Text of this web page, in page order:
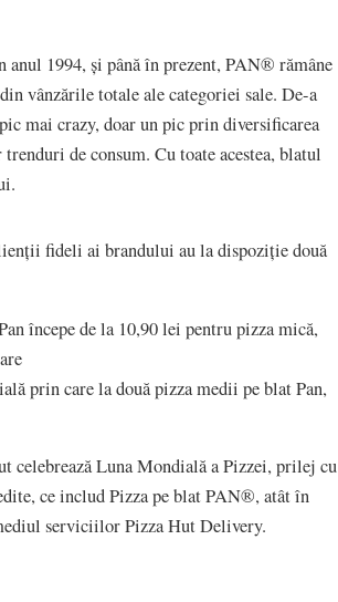
1994, și până în prezent, PAN® rămâne
vânzările totale ale categoriei sale. De-a
mai crazy, doar un pic prin diversificarea
de consum. Cu toate acestea, blatul
fideli ai brandului au la dispoziție două
începe de la 10,90 lei pentru pizza mică,
prin care la două pizza medii pe blat Pan,
celebrează Luna Mondială a Pizzei, prilej cu
ce includ Pizza pe blat PAN®, atât în
serviciilor Pizza Hut Delivery.